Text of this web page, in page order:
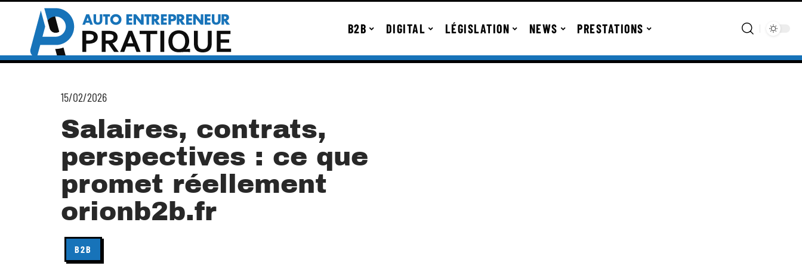
B2B DIGITAL LÉGISLATION NEWS PRESTATIONS
15/02/2026
Salaires, contrats,
perspectives : ce que
promet réellement
orionb2b.fr
B2B